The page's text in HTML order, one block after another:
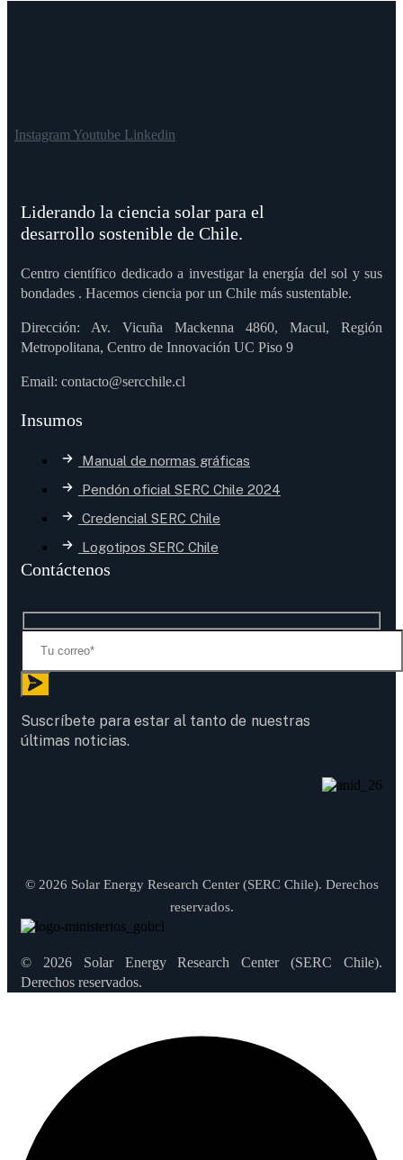
InstagramYoutube Linkedin
Liderando la ciencia solar para el
desarrollo sostenible de Chile.
Centro científico dedicado a investigar la energía del sol y sus
bondades . Hacemos ciencia por un Chile más sustentable.
Dirección: Av. Vicuña Mackenna 4860, Macul, Región
Metropolitana, Centro de Innovación UC Piso 9
Email: contacto@sercchile.cl
Insumos
Manual de normas gráficas
Pendón oficial SERC Chile 2024
Credencial SERC Chile
Logotipos SERC Chile
Contáctenos
Suscríbete para estar al tanto de nuestras
últimas noticias.
© 2026 Solar Energy Research Center (SERC Chile). Derechos
reservados.
© 2026 Solar Energy Research Center (SERC Chile).
Derechos reservados.